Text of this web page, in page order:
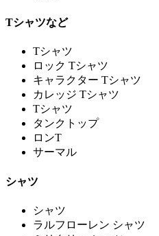
Tシャツなど
Tシャツ
ロック Tシャツ
キャラクター Tシャツ
カレッジ Tシャツ
Tシャツ
タンクトップ
ロンT
サーマル
シャツ
シャツ
ラルフローレン シャツ